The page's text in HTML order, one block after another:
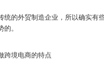
的外贸制造企业，所以确实有
。
境电商的特点